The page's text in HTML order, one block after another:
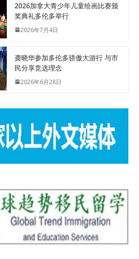
2026加拿大青少年儿童绘画比赛颁
奖典礼多伦多举行
2026年7月4日
龚晓华参加多伦多骄傲大游行 与市
民分享竞选理念
2026年6月28日